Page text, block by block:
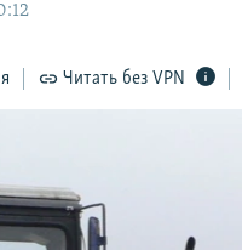
Читать без VPN